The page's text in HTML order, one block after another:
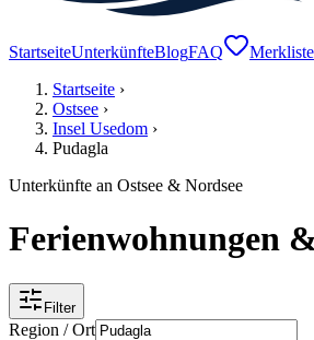
StartseiteUnterkünfteBlogFAQ
Merkliste
Startseite ›
Ostsee ›
Insel Usedom ›
Pudagla
Unterkünfte an Ostsee & Nordsee
Ferienwohnungen
Filter
Region / Ort